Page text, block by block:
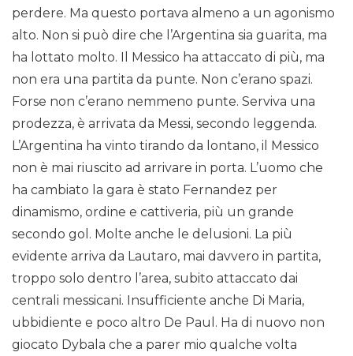
perdere. Ma questo portava almeno a un agonismo
alto. Non si può dire che l’Argentina sia guarita, ma
ha lottato molto. Il Messico ha attaccato di più, ma
non era una partita da punte. Non c’erano spazi.
Forse non c’erano nemmeno punte. Serviva una
prodezza, è arrivata da Messi, secondo leggenda.
L’Argentina ha vinto tirando da lontano, il Messico
non è mai riuscito ad arrivare in porta. L’uomo che
ha cambiato la gara è stato Fernandez per
dinamismo, ordine e cattiveria, più un grande
secondo gol. Molte anche le delusioni. La più
evidente arriva da Lautaro, mai davvero in partita,
troppo solo dentro l’area, subito attaccato dai
centrali messicani. Insufficiente anche Di Maria,
ubbidiente e poco altro De Paul. Ha di nuovo non
giocato Dybala che a parer mio qualche volta